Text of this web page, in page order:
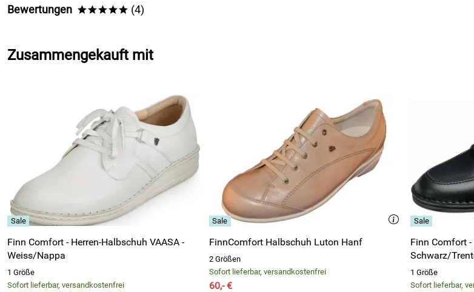
Bewertungen ***** (4)
*****
Verifizierte Bewertung
Sehr freundlicher Service. Kundenfreundliche Kommunikation. Schneller und unkomplizierter Versand und
Kaufdatum: 26.06.2013
Bewertungsdatum: 18.07.2013
Monika
Verifizierte Bewertung
Ich bin super zufrieden trage die Schuhe wegen meines Muskelschwundes schon 15 Jahre!Es gibt nichts
Kaufdatum: 25.06.2012
Bewertungsdatum: 11.07.2012
Zusammengekauft mit
Finn Comfort - Herren-Halbschuh VAASA -
Weiss/Nappa
1 Größe
Sofort lieferbar, versandkostenfrei
FinnComfort Halbschuh Luton Hanf
2 Größen
Sofort lieferbar, versandkostenfrei
60,- €
Finn Comfort -
Schwarz/
1 Größe
Sofort lieferbar,